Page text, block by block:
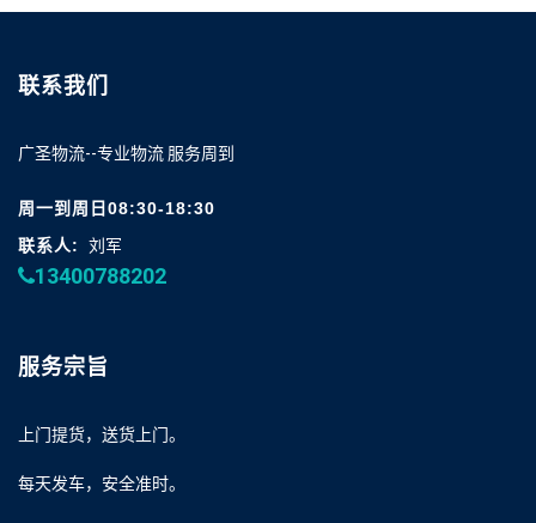
联系我们
广圣物流--专业物流 服务周到
周一到周日08:30-18:30
联系人:
刘军
13400788202
服务宗旨
上门提货，送货上门。
每天发车，安全准时。